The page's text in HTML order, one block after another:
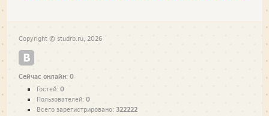
Copyright © studrb.ru, 2026
Сейчас онлайн: 0
Гостей: 0
Пользователей: 0
Всего зарегистрировано: 322222